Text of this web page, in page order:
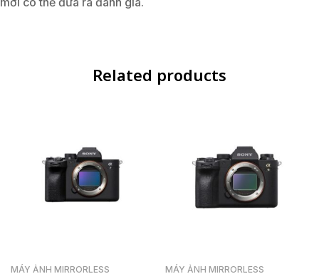
Related products
MÁY ẢNH MIRRORLESS MÁY ẢNH MIRRORLESS